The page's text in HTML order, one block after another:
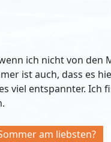
ich nicht von den
ist auch, dass es
viel entspannter. Ich
am liebsten?